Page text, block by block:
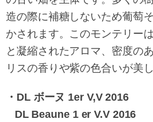
造の際に補糖しないため葡萄
かされます。このモンテリー
と凝縮されたアロマ、密度の
リスの香りや紫の色合いが美し
・DL ボーヌ 1er V,V 2016
DL Beaune 1 er V.V 2016